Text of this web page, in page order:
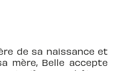
de sa naissance et
mère, Belle accepte